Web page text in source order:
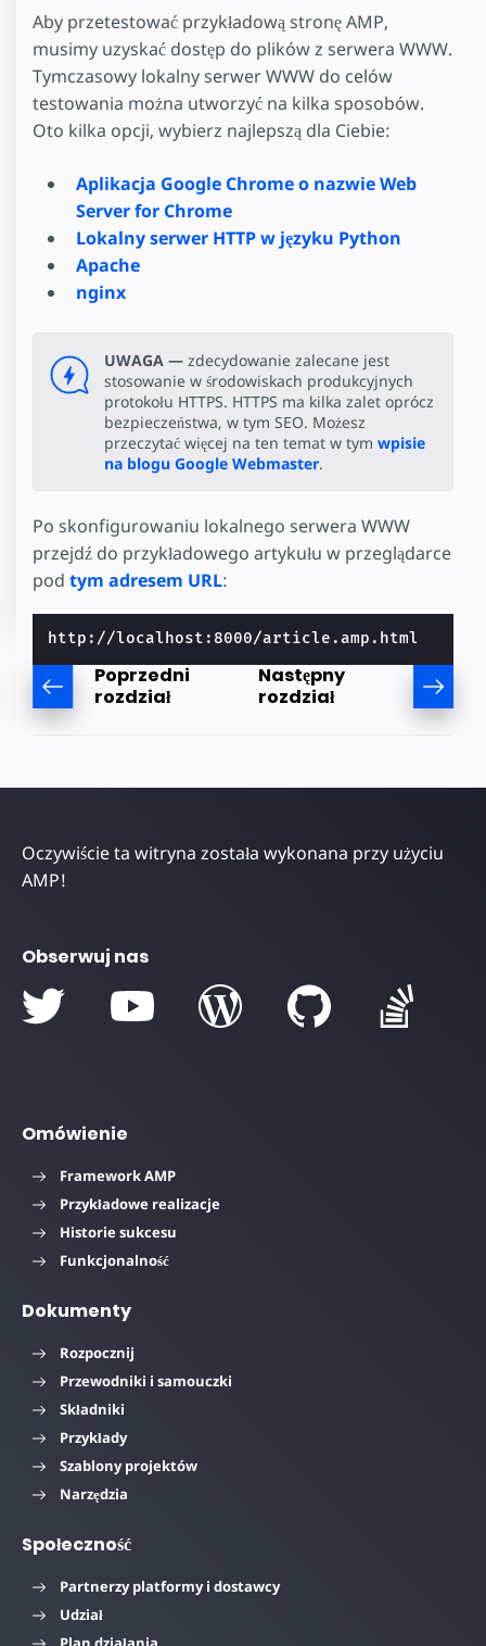
Aby przetestować przykładową stronę AMP,
musimy uzyskać dostęp do plików z serwera WWW.
Tymczasowy lokalny serwer WWW do celów
testowania można utworzyć na kilka sposobów.
Oto kilka opcji, wybierz najlepszą dla Ciebie:
Aplikacja Google Chrome o nazwie Web
Server for Chrome
Lokalny serwer HTTP w języku Python
Apache
nginx
UWAGA — zdecydowanie zalecane jest
stosowanie w środowiskach produkcyjnych
protokołu HTTPS. HTTPS ma kilka zalet oprócz
bezpieczeństwa, w tym SEO. Możesz
przeczytać więcej na ten temat w tym wpisie
na blogu Google Webmaster.
Po skonfigurowaniu lokalnego serwera WWW
przejdź do przykładowego artykułu w przeglądarce
pod tym adresem URL:
Poprzedni
rozdział
Następny
rozdział
Oczywiście ta witryna została wykonana przy użyciu
AMP!
Obserwuj nas
Omówienie
Framework AMP
Przykładowe realizacje
Historie sukcesu
Funkcjonalność
Dokumenty
Rozpocznij
Przewodniki i samouczki
Składniki
Przykłady
Szablony projektów
Narzędzia
Społeczność
Partnerzy platformy i dostawcy
Udział